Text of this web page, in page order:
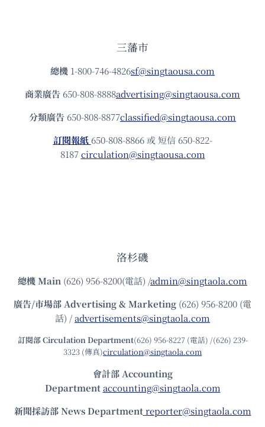
三藩市
總機 1-800-746-4826sf@singtaousa.com
商業廣告 650-808-8888advertising@singtaousa.com
分類廣告 650-808-8877classified@singtaousa.com
訂閱報紙 650-808-8866 或 短信 650-822-
8187circulation@singtaousa.com
洛杉磯
總機Main (626) 956-8200(電話) /admin@singtaola.com
廣告/市場部Advertising & Marketing (626) 956-8200 (電
話) /advertisements@singtaola.com
訂閱部 Circulation Department(626) 956-8227 (電話) /(626) 239-
3323 (傳真)circulation@singtaola.com
會計部 Accounting
Department accounting@singtaola.com
新聞採訪部 News Department reporter@singtaola.com